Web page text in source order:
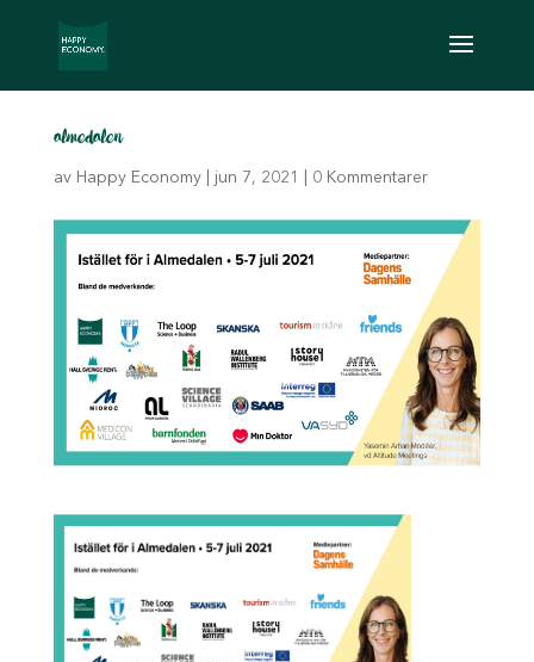
almedalen
av Happy Economy| jun 7, 2021 0 Kommentarer